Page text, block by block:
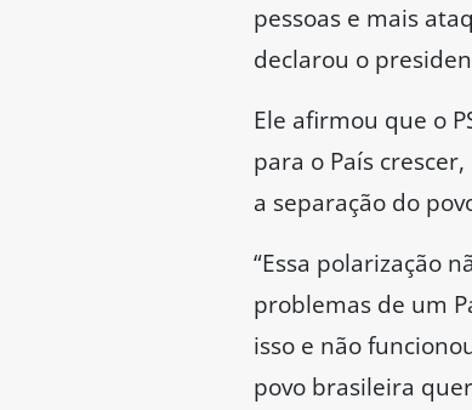
pessoas e mais
declarou o
Ele afirmou que o
para o País
a separação do
“Essa polarização
problemas de um
isso e não
povo brasileira